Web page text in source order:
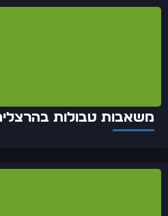
משאבות טבולות בהרצליה